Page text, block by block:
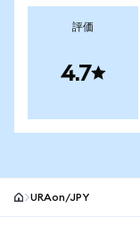
評価
4.7
URAon/JPY